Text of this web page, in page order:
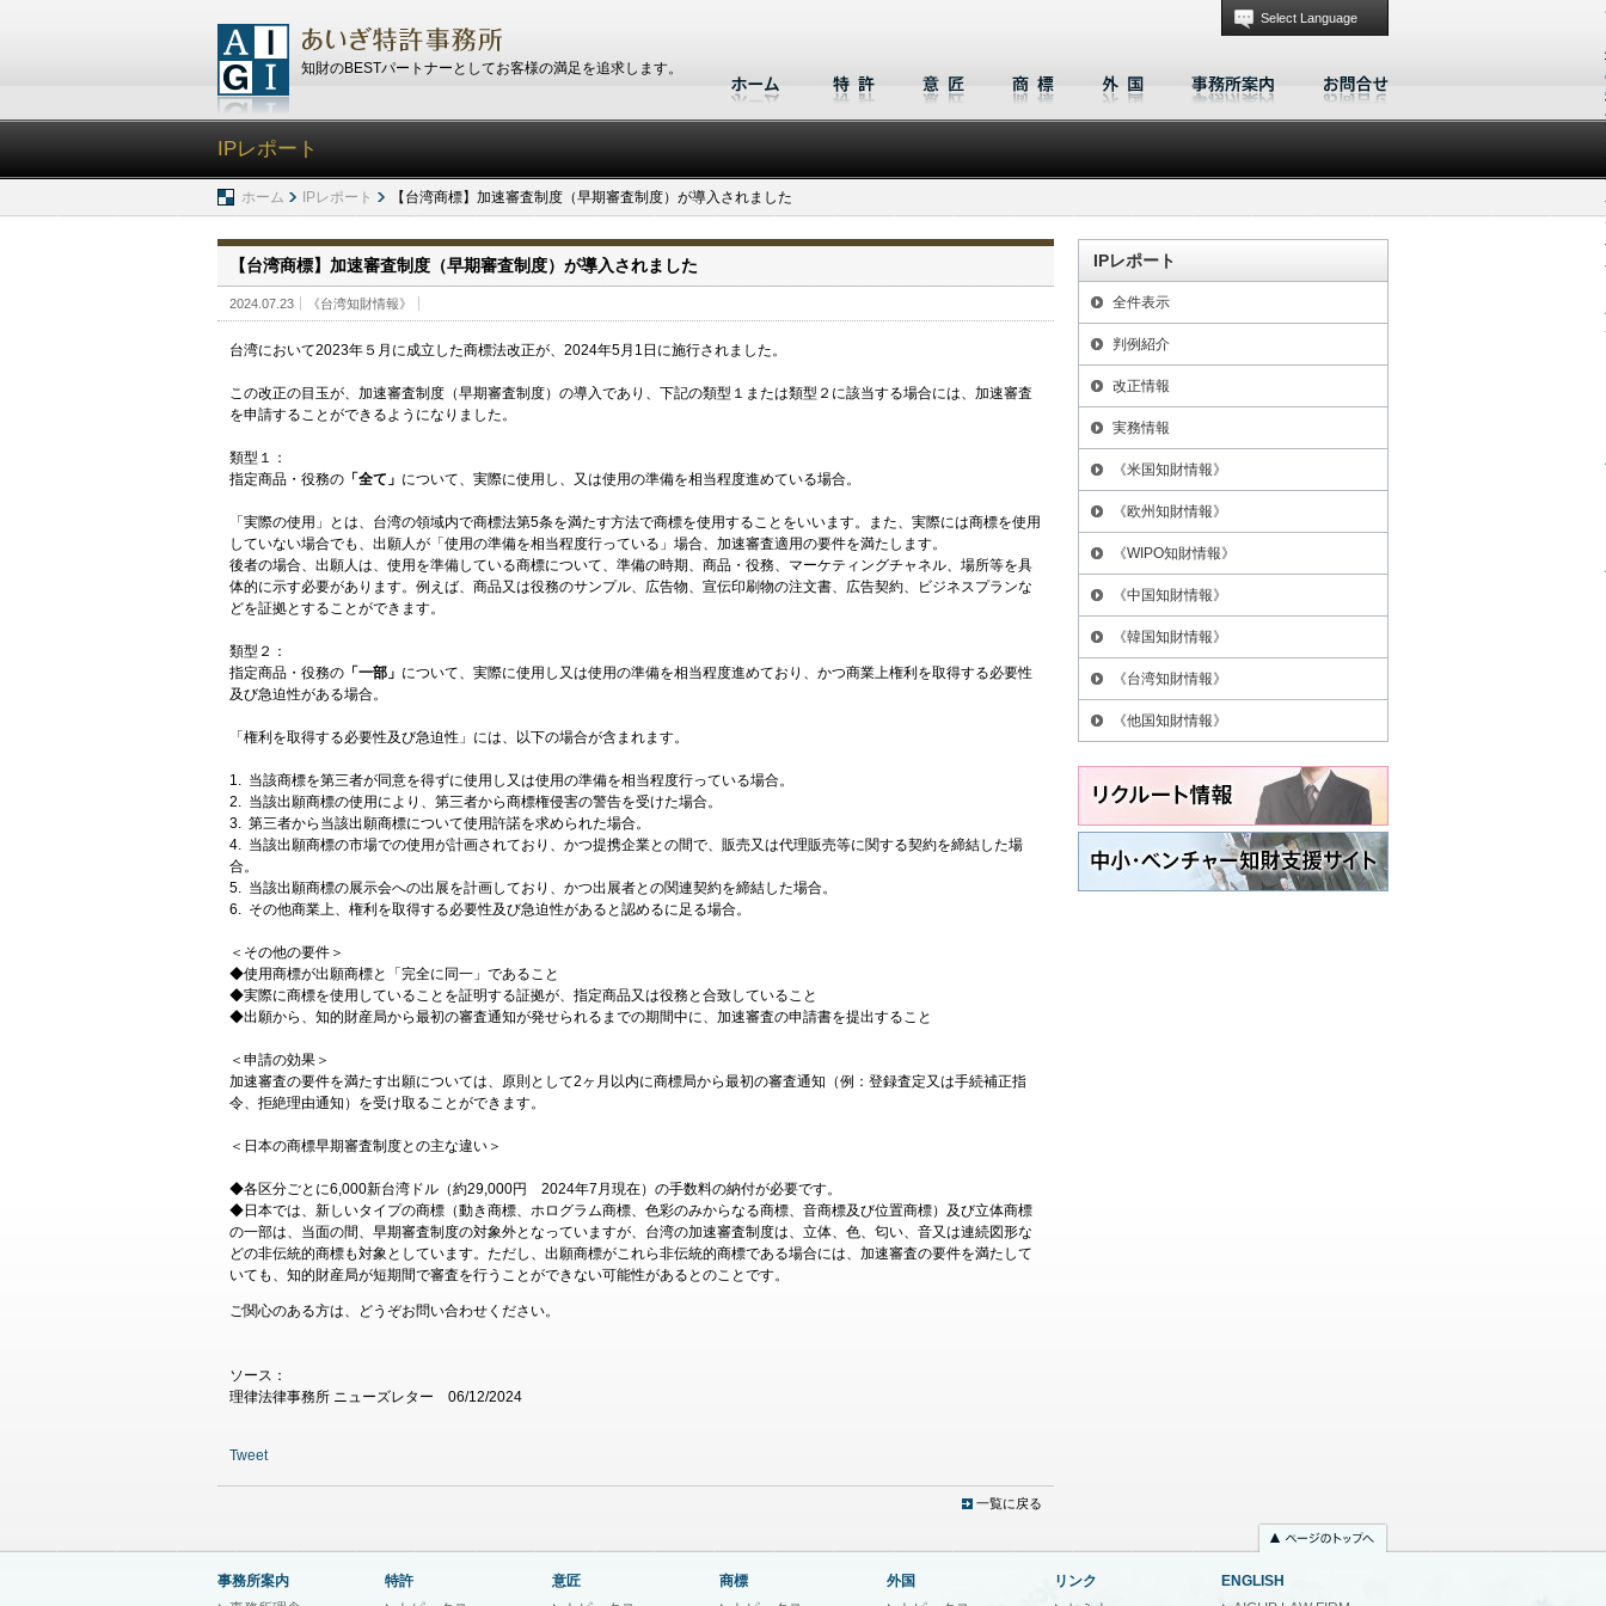
知財のBESTパートナーとしてお客様の満足を追求します。
Select Language
IPレポート
ホーム IPレポート 【台湾商標】加速審査制度（早期審査制度）が導入されました
【台湾商標】加速審査制度（早期審査制度）が導入されました
2024.07.23 《台湾知財情報》
台湾において2023年５月に成立した商標法改正が、2024年5月1日に施行されました。
この改正の目玉が、加速審査制度（早期審査制度）の導入であり、下記の類型１または類型２に該当する場合には、加速審査
を申請することができるようになりました。
類型１：
指定商品・役務の 「全て」 について、実際に使用し、又は使用の準備を相当程度進めている場合。
「実際の使用」とは、台湾の領域内で商標法第5条を満たす方法で商標を使用することをいいます。また、実際には商標を使用
していない場合でも、出願人が「使用の準備を相当程度行っている」場合、加速審査適用の要件を満たします。
後者の場合、出願人は、使用を準備している商標について、準備の時期、商品・役務、マーケティングチャネル、場所等を具
体的に示す必要があります。例えば、商品又は役務のサンプル、広告物、宣伝印刷物の注文書、広告契約、ビジネスプランな
どを証拠とすることができます。
類型２：
指定商品・役務の 「一部」 について、実際に使用し又は使用の準備を相当程度進めており、かつ商業上権利を取得する必要性
及び急迫性がある場合。
「権利を取得する必要性及び急迫性」には、以下の場合が含まれます。
1. 当該商標を第三者が同意を得ずに使用し又は使用の準備を相当程度行っている場合。
2. 当該出願商標の使用により、第三者から商標権侵害の警告を受けた場合。
3. 第三者から当該出願商標について使用許諾を求められた場合。
4. 当該出願商標の市場での使用が計画されており、かつ提携企業との間で、販売又は代理販売等に関する契約を締結した場
合。
5. 当該出願商標の展示会への出展を計画しており、かつ出展者との関連契約を締結した場合。
6. その他商業上、権利を取得する必要性及び急迫性があると認めるに足る場合。
＜その他の要件＞
◆使用商標が出願商標と「完全に同一」であること
◆実際に商標を使用していることを証明する証拠が、指定商品又は役務と合致していること
◆出願から、知的財産局から最初の審査通知が発せられるまでの期間中に、加速審査の申請書を提出すること
＜申請の効果＞
加速審査の要件を満たす出願については、原則として2ヶ月以内に商標局から最初の審査通知（例：登録査定又は手続補正指
令、拒絶理由通知）を受け取ることができます。
＜日本の商標早期審査制度との主な違い＞
◆各区分ごとに6,000新台湾ドル（約29,000円 2024年7月現在）の手数料の納付が必要です。
◆日本では、新しいタイプの商標（動き商標、ホログラム商標、色彩のみからなる商標、音商標及び位置商標）及び立体商標
の一部は、当面の間、早期審査制度の対象外となっていますが、台湾の加速審査制度は、立体、色、匂い、音又は連続図形な
どの非伝統的商標も対象としています。ただし、出願商標がこれら非伝統的商標である場合には、加速審査の要件を満たして
いても、知的財産局が短期間で審査を行うことができない可能性があるとのことです。
ご関心のある方は、どうぞお問い合わせください。
ソース：
理律法律事務所 ニューズレター 06/12/2024
Tweet
一覧に戻る
IPレポート
全件表示
判例紹介
改正情報
実務情報
《米国知財情報》
《欧州知財情報》
《WIPO知財情報》
《中国知財情報》
《韓国知財情報》
《台湾知財情報》
《他国知財情報》
事務所案内
特許
意匠
商標
外国
リンク
ENGLISH